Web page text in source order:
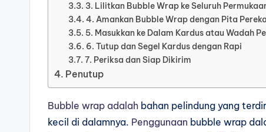
3. Lilitkan Bubble Wrap ke Seluruh
4. Amankan Bubble Wrap dengan Pita
5. Masukkan ke Dalam Kardus atau Wadah
6. Tutup dan Segel Kardus dengan Rapi
7. Periksa dan Siap Dikirim
Penutup
Bubble wrap adalah bahan pelindung yang
kecil di dalamnya. Penggunaan bubble wrap